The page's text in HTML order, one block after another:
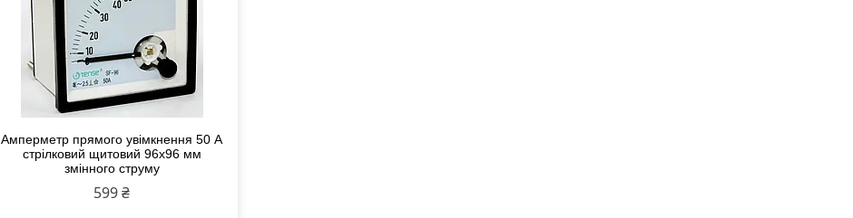
Амперметр прямого увімкнення 50 А
стрілковий щитовий 96х96 мм
змінного струму
599 ₴